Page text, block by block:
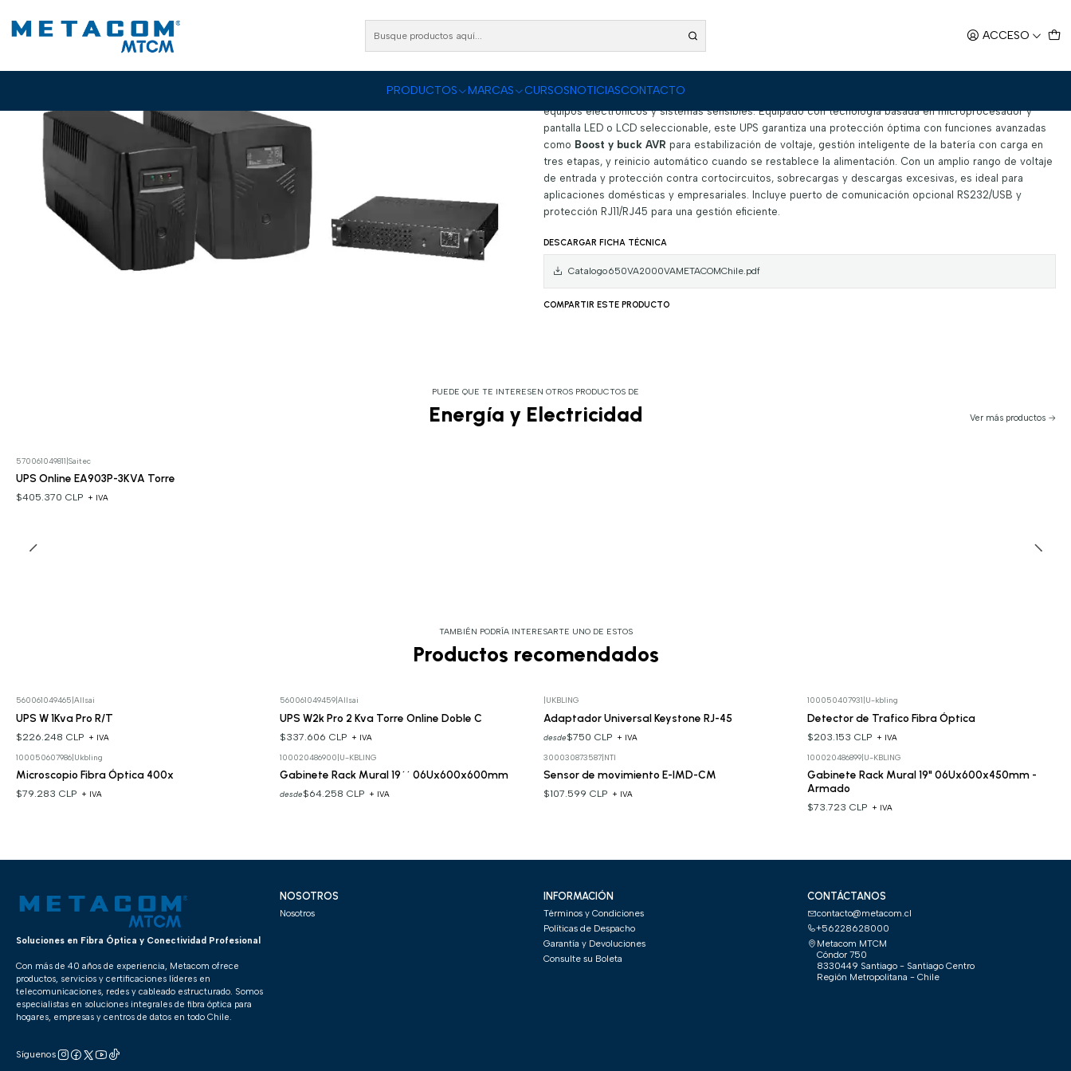
ACCESO
PRODUCTOS MARCAS CURSOSNOTICIASCONTACTO
UPS E1200 VA Interactiva
DESCRIPCIÓN
equipos electrónicos y sistemas sensibles. Equipado con tecnología basada en microprocesador y
pantalla LED o LCD seleccionable, este UPS garantiza una protección óptima con funciones avanzadas
como Boost y buck AVR para estabilización de voltaje, gestión inteligente de la batería con carga en
tres etapas, y reinicio automático cuando se restablece la alimentación. Con un amplio rango de voltaje
de entrada y protección contra cortocircuitos, sobrecargas y descargas excesivas, es ideal para
aplicaciones domésticas y empresariales. Incluye puerto de comunicación opcional RS232/USB y
protección RJ11/RJ45 para una gestión eficiente.
DESCARGAR FICHA TÉCNICA
Catalogo650VA2000VAMETACOMChile.pdf
COMPARTIR ESTE PRODUCTO
PUEDE QUE TE INTERESEN OTROS PRODUCTOS DE
Energía y Electricidad Ver más productos
570061049811 Saitec
UPS Online EA903P-3KVA Torre
$405.370 CLP + IVA
TAMBIÉN PODRÍA INTERESARTE UNO DE ESTOS
Productos recomendados
560061049465 Allsai
UPS W 1Kva Pro R/T
$226.248 CLP + IVA
560061049459| Allsai
UPS W2k Pro 2 Kva Torre Online Doble C
$337.606 CLP + IVA
UKBLING
Adaptador Universal Keystone RJ-45
desde$750 CLP + IVA
100050407931 U-kbling
Detector de Trafico Fibra Óptica
$203.153 CLP + IVA
100050607986| Ukbling
Microscopio Fibra Óptica 400x
$79.283 CLP + IVA
100020486900 U-KBLING
Gabinete Rack Mural 19´´ 06Ux600x600mm
desde$64.258 CLP + IVA
300030873587| NTI
Sensor de movimiento E-IMD-CM
$107.599 CLP + IVA
100020486899| U-KBLING
Gabinete Rack Mural 19" 06Ux600x450mm -
Armado
$73.723 CLP + IVA
Soluciones en Fibra Óptica y Conectividad Profesional
Con más de 40 años de experiencia, Metacom ofrece
productos, servicios y certificaciones líderes en
telecomunicaciones, redes y cableado estructurado. Somos
especialistas en soluciones integrales de fibra óptica para
hogares, empresas y centros de datos en todo Chile.
Síguenos
NOSOTROS
Nosotros
INFORMACIÓN
Términos y Condiciones
Políticas de Despacho
Garantía y Devoluciones
Consulte su Boleta
CONTÁCTANOS
contacto@metacom.cl
+56228628000
Metacom MTCM
Cóndor 750
8330449 Santiago - Santiago Centro
Región Metropolitana - Chile